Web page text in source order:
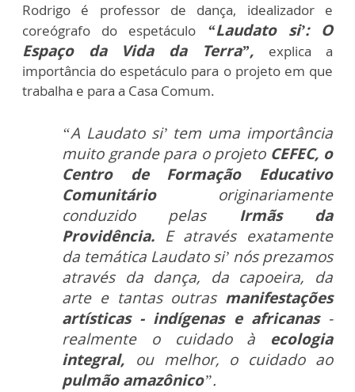
Rodrigo é professor de dança, idealizador e
coreógrafo do espetáculo “Laudato si’: O
Espaço da Vida da Terra”, explica a
importância do espetáculo para o projeto em que
trabalha e para a Casa Comum.
“A Laudato si’ tem uma importância
muito grande para o projeto CEFEC, o
Centro de Formação Educativo
Comunitáriooriginariamente
conduzido pelas Irmãs da
Providência. E através exatamente
da temática Laudato si’ nós prezamos
através da dança, da capoeira, da
arte e tantas outras manifestações
artísticas - indígenas e africanas-
realmente o cuidado à ecologia
integral, ou melhor, o cuidado ao
pulmão amazônico”.